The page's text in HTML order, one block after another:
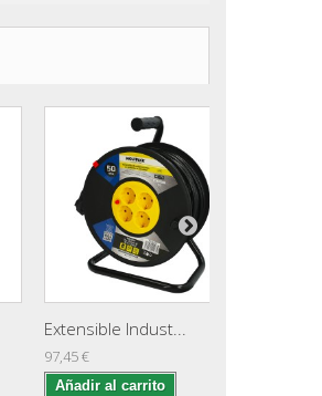
Extensible Indust...
97,45 €
Añadir al carrito